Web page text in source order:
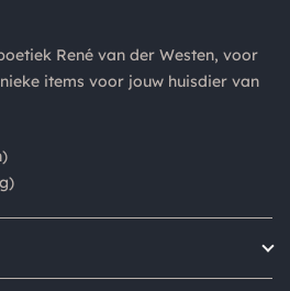
binnen 14 dagen. De
en zijn voor eigen rekening.
voor "alleen huisadres",
René van der Westen, voor
items voor jouw huisdier van